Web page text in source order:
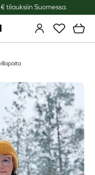
tilauksiin Suomessa.